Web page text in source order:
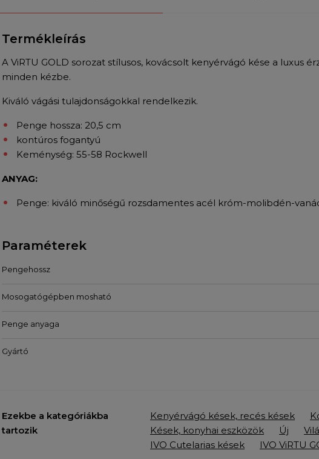
Termékleírás
A ViRTU GOLD sorozat stílusos, kovácsolt kenyérvágó kése a luxus
minden kézbe.
Kiváló vágási tulajdonságokkal rendelkezik.
Penge hossza: 20,5 cm
kontúros fogantyú
Keménység: 55-58 Rockwell
ANYAG:
Penge: kiváló minőségű rozsdamentes acél króm-molibdén-
Paraméterek
Pengehossz
Mosogatógépben mosható
Penge anyaga
Gyártó
Ezekbe a kategóriákba
tartozik
Kenyérvágó kések, recés kések
Kések, konyhai eszközök
Új
IVO Cutelarias kések
IVO ViRTU